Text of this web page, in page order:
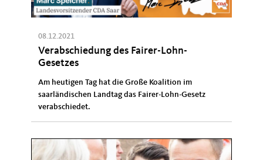
08.12.2021
Verabschiedung des Fairer-Lohn-
Gesetzes
Am heutigen Tag hat die Große Koalition im
saarländischen Landtag das Fairer-Lohn-Gesetz
verabschiedet.